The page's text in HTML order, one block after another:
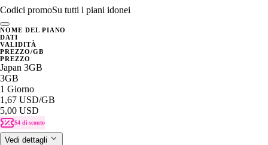
Codici promoSu tutti i piani idonei
NOME DEL PIANO
DATI
VALIDITÀ
PREZZO/GB
PREZZO
Japan 3GB
3GB
1 Giorno
1,67 USD/GB
5,00 USD
$4 di sconto
Vedi dettagli